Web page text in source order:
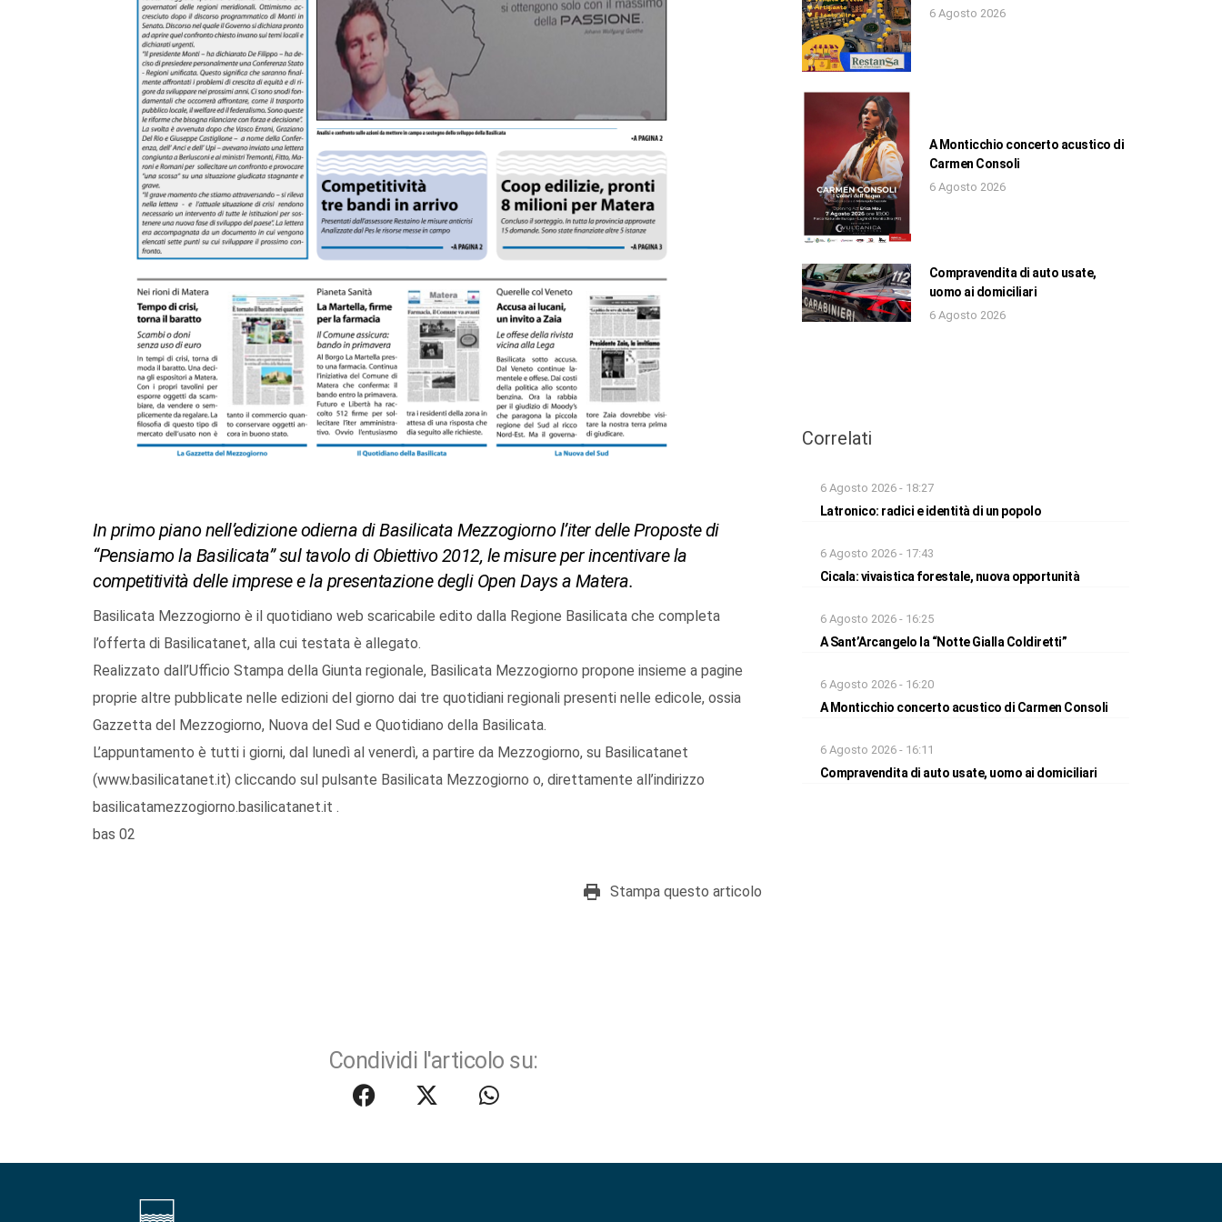
In primo piano nell’edizione odierna di Basilicata Mezzogiorno l’iter delle Proposte di
“Pensiamo la Basilicata” sul tavolo di Obiettivo 2012, le misure per incentivare la
competitività delle imprese e la presentazione degli Open Days a Matera.
Basilicata Mezzogiorno è il quotidiano web scaricabile edito dalla Regione Basilicata che completa
l’offerta di Basilicatanet, alla cui testata è allegato.
Realizzato dall’Ufficio Stampa della Giunta regionale, Basilicata Mezzogiorno propone insieme a pagine
proprie altre pubblicate nelle edizioni del giorno dai tre quotidiani regionali presenti nelle edicole, ossia
Gazzetta del Mezzogiorno, Nuova del Sud e Quotidiano della Basilicata.
L’appuntamento è tutti i giorni, dal lunedì al venerdì, a partire da Mezzogiorno, su Basilicatanet
(www.basilicatanet.it) cliccando sul pulsante Basilicata Mezzogiorno o, direttamente all’indirizzo
basilicatamezzogiorno.basilicatanet.it .
bas 02
Stampa questo articolo
Condividi l'articolo su:
6 Agosto 2026
A Monticchio concerto acustico di
Carmen Consoli
6 Agosto 2026
Compravendita di auto usate,
uomo ai domiciliari
6 Agosto 2026
Correlati
6 Agosto 2026 - 18:27
Latronico: radici e identità di un popolo
6 Agosto 2026 - 17:43
Cicala: vivaistica forestale, nuova opportunità
6 Agosto 2026 - 16:25
A Sant’Arcangelo la “Notte Gialla Coldiretti”
6 Agosto 2026 - 16:20
A Monticchio concerto acustico di Carmen Consoli
6 Agosto 2026 - 16:11
Compravendita di auto usate, uomo ai domiciliari